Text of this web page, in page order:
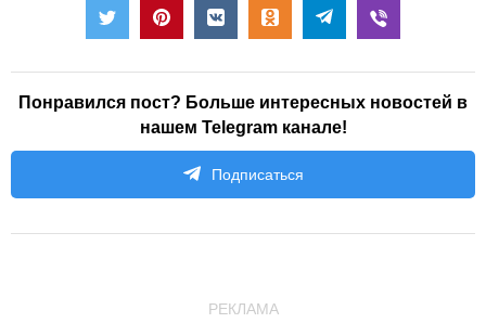
Понравился пост? Больше интересных новостей в
нашем Telegram канале!
Подписаться
РЕКЛАМА